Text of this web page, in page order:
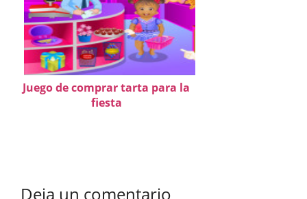
Juego de comprar tarta para la
fiesta
Deja un comentario